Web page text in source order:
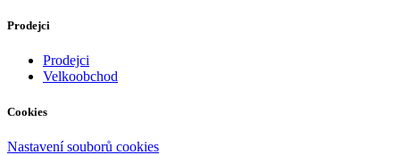
Prodejci
Prodejci
Velkoobchod
Cookies
Nastavení souborů cookies